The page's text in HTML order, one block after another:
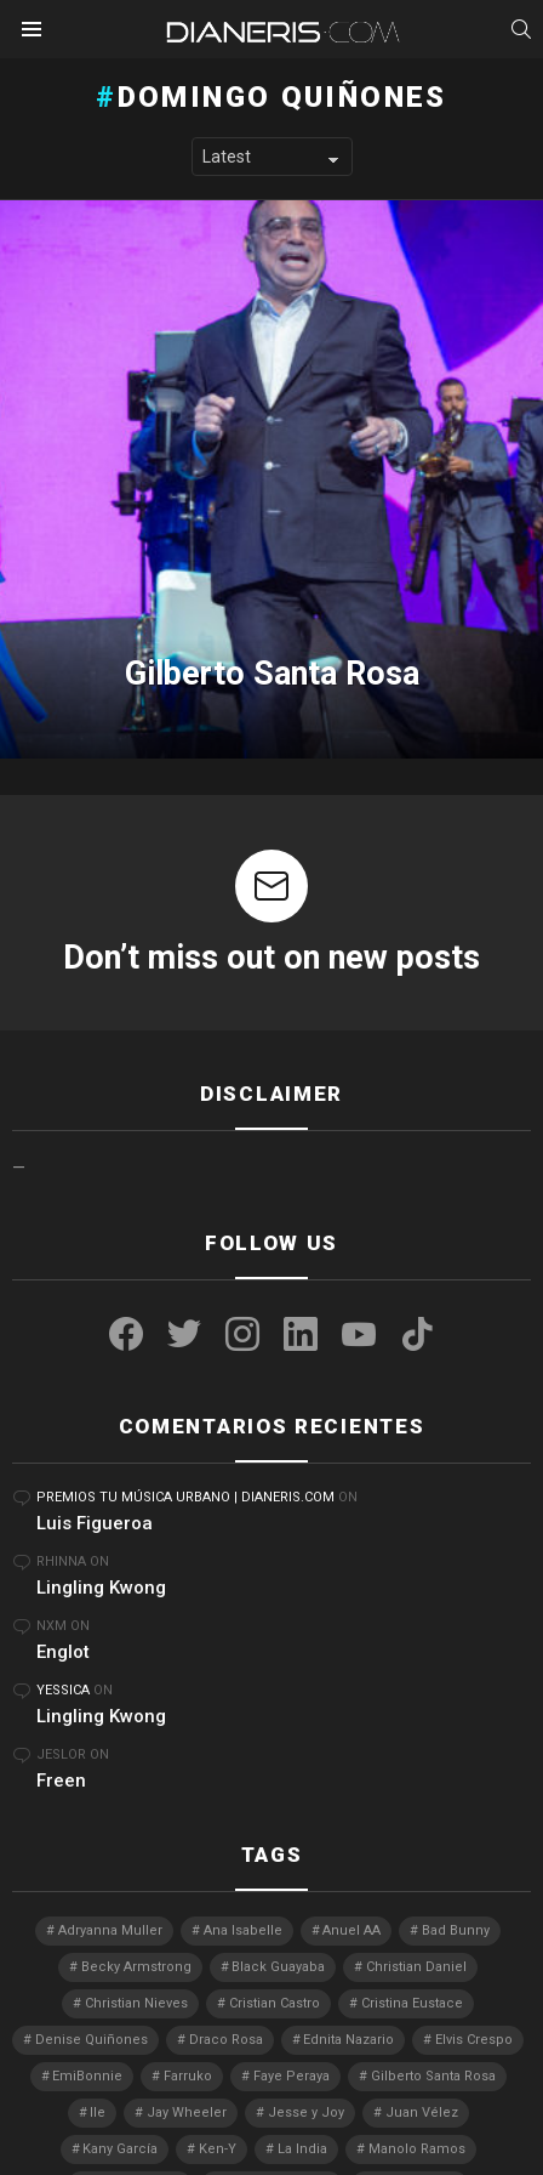
DOMINGO QUIÑONES
LATEST STORIES
Gilberto Santa Rosa
Don’t miss out on new posts
DISCLAIMER
—
FOLLOW US
COMENTARIOS RECIENTES
PREMIOS TU MÚSICA URBANO | DIANERIS.COM ON
Luis Figueroa
RHINNA ON
Lingling Kwong
NXM ON
Englot
YESSICA ON
Lingling Kwong
JESLOR ON
Freen
TAGS
Adryanna Muller Ana Isabelle Anuel AA Bad Bunny
Becky Armstrong Black Guayaba Christian Daniel
Christian Nieves Cristian Castro Cristina Eustace
Denise Quiñones Draco Rosa Ednita Nazario Elvis Crespo
EmiBonnie Farruko Faye Peraya Gilberto Santa Rosa
Ile Jay Wheeler Jesse y Joy Juan Vélez
Kany García Ken-Y La India Manolo Ramos